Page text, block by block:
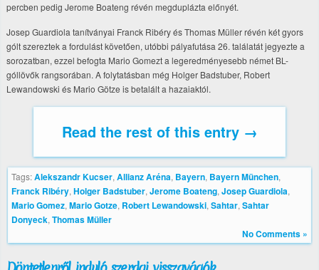
percben pedig Jerome Boateng révén megduplázta előnyét.
Josep Guardiola tanítványai Franck Ribéry és Thomas Müller révén két gyors
gólt szereztek a fordulást követően, utóbbi pályafutása 26. találatát jegyezte a
sorozatban, ezzel befogta Mario Gomezt a legeredményesebb német BL-
góllövők rangsorában. A folytatásban még Holger Badstuber, Robert
Lewandowski és Mario Götze is betalált a hazaiaktól.
Read the rest of this entry →
Tags:Alekszandr Kucser, Allianz Aréna, Bayern, Bayern München,
Franck Ribéry, Holger Badstuber, Jerome Boateng, Josep Guardiola,
Mario Gomez, Mario Gotze, Robert Lewandowski, Sahtar, Sahtar
Donyeck, Thomas Müller
No Comments »